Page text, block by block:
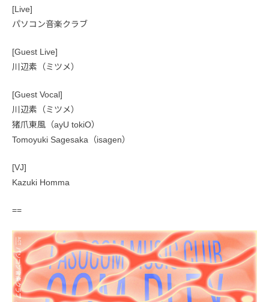
[Live]
パソコン音楽クラブ
[Guest Live]
川辺素（ミツメ）
[Guest Vocal]
川辺素（ミツメ）
猪爪東風（ayU tokiO）
Tomoyuki Sagesaka（isagen）
[VJ]
Kazuki Homma
==